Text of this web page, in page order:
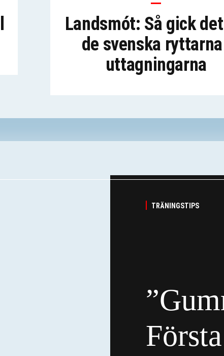
Landsmót: Så gick
de svenska
uttagningarna
TRÄNINGSTIPS